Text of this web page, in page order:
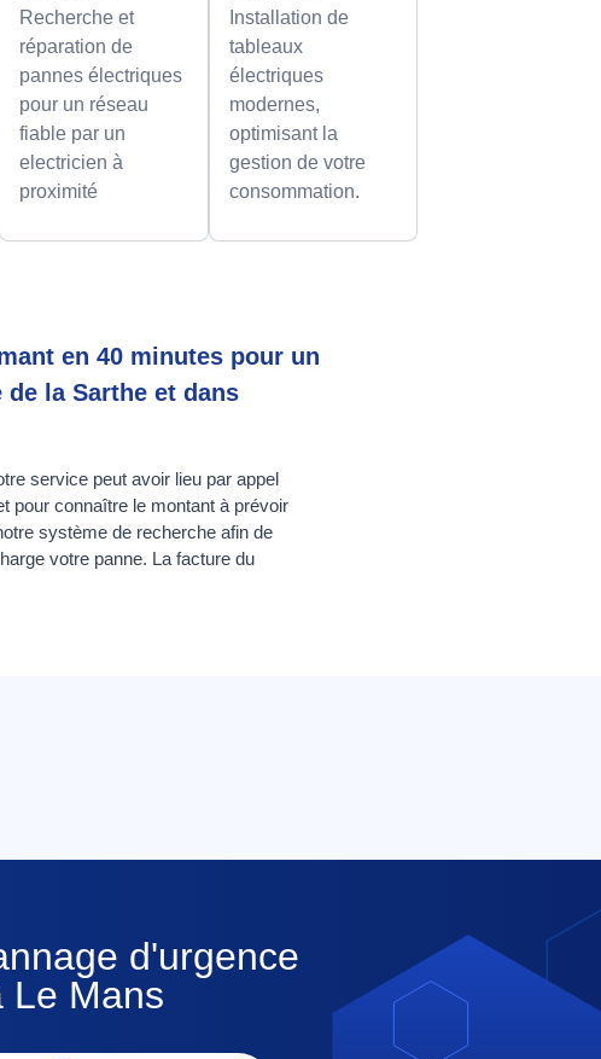
Recherche et
réparation de
pannes électriques
pour un réseau
fiable par un
electricien à
proximité
Installation de
tableaux
électriques
modernes,
optimisant la
gestion de votre
consommation.
en 40 minutes pour un
la Sarthe et dans
service peut avoir lieu par appel
pour connaître le montant à prévoir
système de recherche afin de
votre panne. La facture du
d'urgence
Le Mans